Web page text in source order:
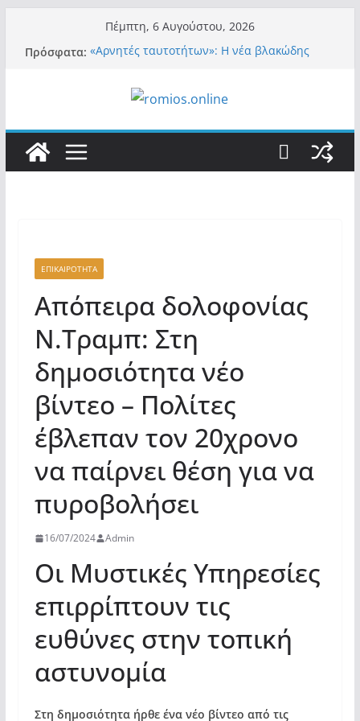
περιεχόμενο
Πέμπτη, 6 Αυγούστου, 2026
Πρόσφατα: «Αρνητές ταυτοτήτων»: Η νέα βλακώδης
Βόμβα: Με στήριξη Musk το νέο κόμμα
Κασιδιάρη – Οι ένοικοι του Μαξίμου σε
Ελλάδα
Σύρος: Βρετανίδα τουρίστρια έμεινε σε κώμα
42 ημέρες μετά από τσίμπημα τσιμπουριού!
ΕΠΙΚΑΙΡΟΤΗΤΑ
Απόπειρα δολοφονίας
Ν.Τραμπ: Στη
δημοσιότητα νέο
βίντεο – Πολίτες
έβλεπαν τον 20χρονο
να παίρνει θέση για να
πυροβολήσει
16/07/2024 Admin
Οι Μυστικές Υπηρεσίες
επιρρίπτουν τις
ευθύνες στην τοπική
αστυνομία
Στη δημοσιότητα ήρθε ένα νέο βίντεο από τις